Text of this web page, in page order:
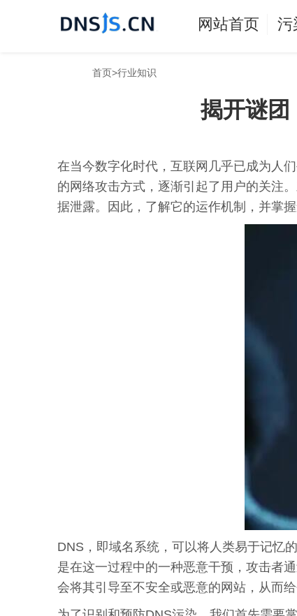
网站首页 污
首页>行业知识
揭开谜团
在当今数字化时代，互联网几乎已成为人
的网络攻击方式，逐渐引起了用户的关注
据泄露。因此，了解它的运作机制，并掌
DNS，即域名系统，可以将人类易于记忆
是在这一过程中的一种恶意干预，攻击者
会将其引导至不安全或恶意的网站，从而给